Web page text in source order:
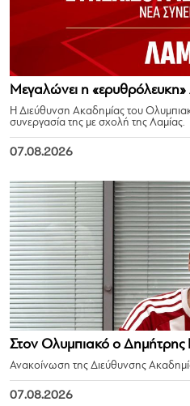
Μεγαλώνει η «ερυθρόλευκη»
Η Διεύθυνση Ακαδημίας του
συνεργασία της με σχολή της Λαμίας.
07.08.2026
Στον Ολυμπιακό ο Δημήτρης
Ανακοίνωση της Διεύθυνσης
07.08.2026